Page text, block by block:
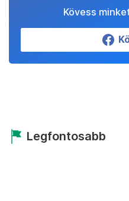
Kövess
Legfontosabb